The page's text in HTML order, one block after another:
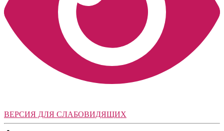
ВЕРСИЯ ДЛЯ СЛАБОВИДЯЩИХ